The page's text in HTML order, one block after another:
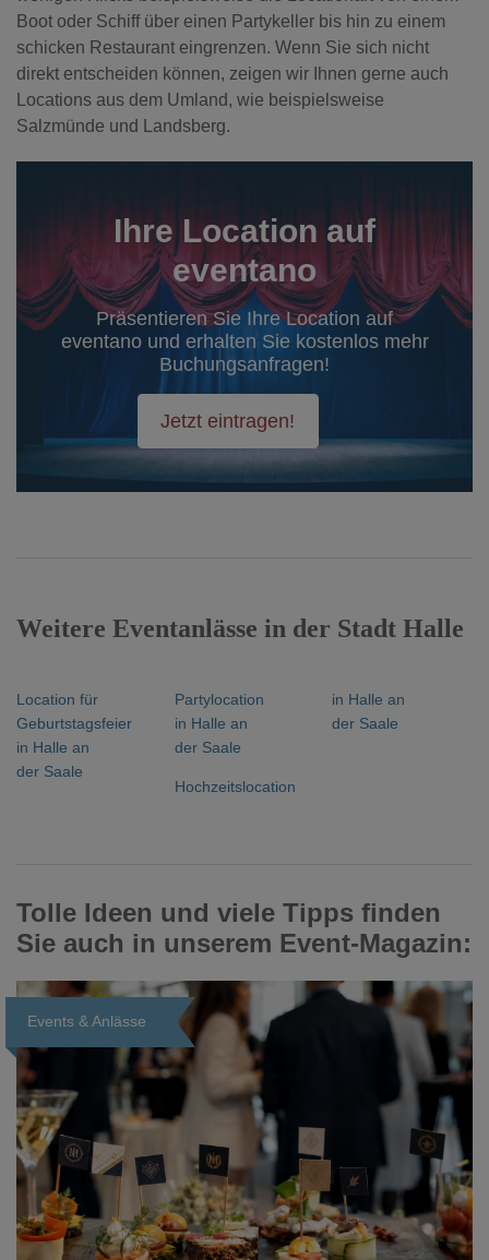
Boot oder Schiff über einen Partykeller bis hin zu einem
schicken Restaurant eingrenzen. Wenn Sie sich nicht
direkt entscheiden können, zeigen wir Ihnen gerne auch
Locations aus dem Umland, wie beispielsweise
Salzmünde und Landsberg.
Ihre Location auf
eventano
Präsentieren Sie Ihre Location auf
eventano und erhalten Sie kostenlos mehr
Buchungsanfragen!
Jetzt eintragen!
Weitere Eventanlässe in der Stadt Halle
Location für
Geburtstagsfeier
in Halle an
der Saale
Partylocation
in Halle an
der Saale
Hochzeitslocation
in Halle an
der Saale
Tolle Ideen und viele Tipps finden
Sie auch in unserem Event-Magazin:
Events & Anlässe